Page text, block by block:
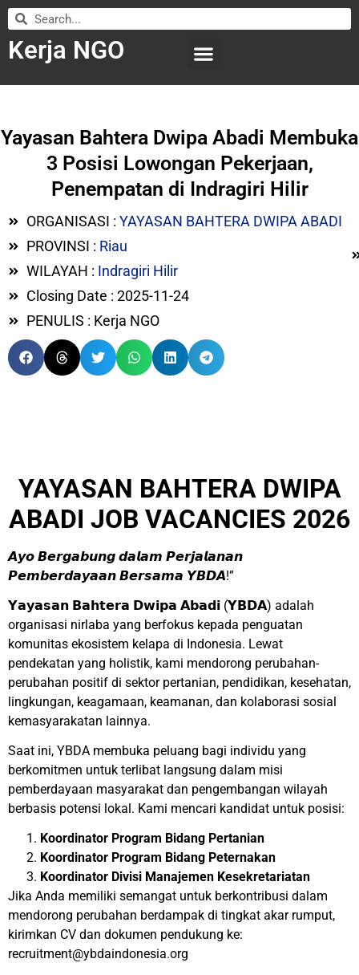
Kerja NGO
Yayasan Bahtera Dwipa Abadi Membuka
3 Posisi Lowongan Pekerjaan,
Penempatan di Indragiri Hilir
ORGANISASI : YAYASAN BAHTERA DWIPA ABADI
PROVINSI : Riau
WILAYAH : Indragiri Hilir
Closing Date : 2025-11-24
PENULIS : Kerja NGO
YAYASAN BAHTERA DWIPA
ABADI JOB VACANCIES 2026
𝘼𝙮𝙤 𝘽𝙚𝙧𝙜𝙖𝙗𝙪𝙣𝙜 𝙙𝙖𝙡𝙖𝙢 𝙋𝙚𝙧𝙟𝙖𝙡𝙖𝙣𝙖𝙣
𝙋𝙚𝙢𝙗𝙚𝙧𝙙𝙖𝙮𝙖𝙖𝙣 𝘽𝙚𝙧𝙨𝙖𝙢𝙖 𝙔𝘽𝘿𝘼!”
𝗬𝗮𝘆𝗮𝘀𝗮𝗻 𝗕𝗮𝗵𝘁𝗲𝗿𝗮 𝗗𝘄𝗶𝗽𝗮 𝗔𝗯𝗮𝗱𝗶 (𝗬𝗕𝗗𝗔) adalah
organisasi nirlaba yang berfokus kepada penguatan
komunitas ekosistem kelapa di Indonesia. Lewat
pendekatan yang holistik, kami mendorong perubahan-
perubahan positif di sektor pertanian, pendidikan, kesehatan,
lingkungan, keagamaan, keamanan, dan kolaborasi sosial
kemasyarakatan lainnya.
Saat ini, YBDA membuka peluang bagi individu yang
berkomitmen untuk terlibat langsung dalam misi
pemberdayaan masyarakat dan pengembangan wilayah
berbasis potensi lokal. Kami mencari kandidat untuk posisi:
Koordinator Program Bidang Pertanian
Koordinator Program Bidang Peternakan
Koordinator Divisi Manajemen Kesekretariatan
Jika Anda memiliki semangat untuk berkontribusi dalam
mendorong perubahan berdampak di tingkat akar rumput,
kirimkan CV dan dokumen pendukung ke:
recruitment@ybdaindonesia.org